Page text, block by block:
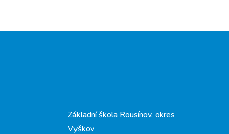
Základní škola Rousínov, okres
Vyškov